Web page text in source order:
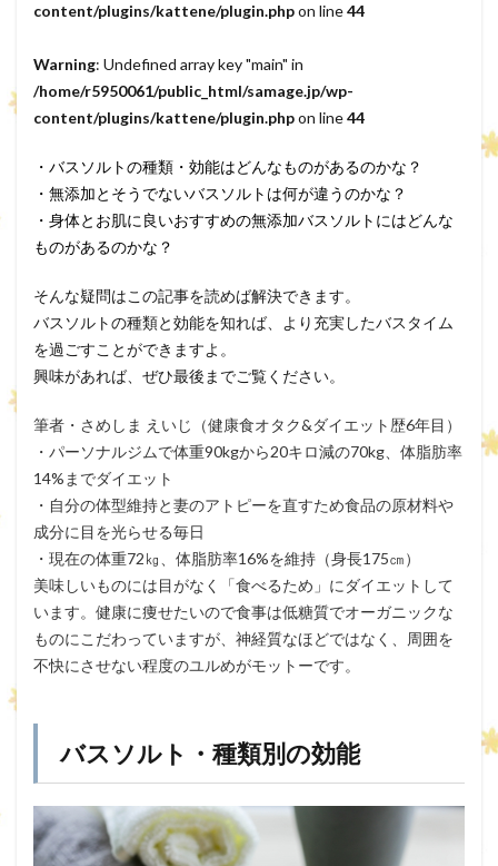
content/plugins/kattene/plugin.phpon line44
Warning: Undefined array key "main" in
/home/r5950061/public_html/samage.jp/wp-
content/plugins/kattene/plugin.phpon line44
・バスソルトの種類・効能はどんなものがあるのかな？
・無添加とそうでないバスソルトは何が違うのかな？
・身体とお肌に良いおすすめの無添加バスソルトにはどんな
ものがあるのかな？
そんな疑問はこの記事を読めば解決できます。
バスソルトの種類と効能を知れば、より充実したバスタイム
を過ごすことができますよ。
興味があれば、ぜひ最後までご覧ください。
筆者・さめしま えいじ（健康食オタク&ダイエット歴6年目）
・パーソナルジムで体重90kgから20キロ減の70kg、体脂肪率
14%までダイエット
・自分の体型維持と妻のアトピーを直すため食品の原材料や
成分に目を光らせる毎日
・現在の体重72㎏、体脂肪率16%を維持（身長175㎝）
美味しいものには目がなく「食べるため」にダイエットして
います。健康に痩せたいので食事は低糖質でオーガニックな
ものにこだわっていますが、神経質なほどではなく、周囲を
不快にさせない程度のユルめがモットーです。
バスソルト・種類別の効能